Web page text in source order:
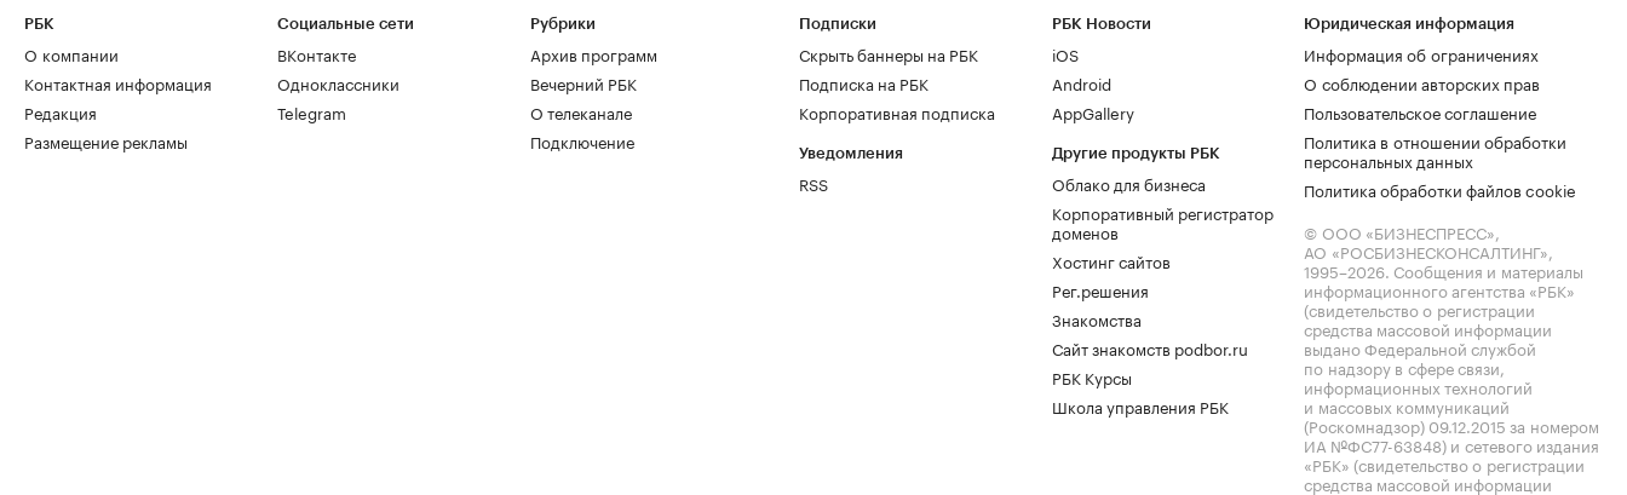
РБК
О компании
Контактная информация
Редакция
Размещение рекламы
Социальные сети
ВКонтакте
Одноклассники
Telegram
Рубрики
Архив программ
Вечерний РБК
О телеканале
Подключение
Подписки
Скрыть баннеры на РБК
Подписка на РБК
Корпоративная подписка
Уведомления
RSS
РБК Новости
iOS
Android
AppGallery
Другие продукты РБК
Облако для бизнеса
Корпоративный регистратор
доменов
Хостинг сайтов
Рег.решения
Знакомства
Сайт знакомств podbor.ru
РБК Курсы
Школа управления РБК
Юридическая информация
Информация об ограничениях
О соблюдении авторских прав
Пользовательское соглашение
Политика в отношении обработки
персональных данных
Политика обработки файлов cookie
© ООО «БИЗНЕСПРЕСС»,
АО «РОСБИЗНЕСКОНСАЛТИНГ»,
1995–2026. Сообщения и материалы
информационного агентства «РБК»
(свидетельство о регистрации
средства массовой информации
выдано Федеральной службой
по надзору в сфере связи,
информационных технологий
и массовых коммуникаций
(Роскомнадзор) 09.12.2015 за номером
ИА №ФС77-63848) и сетевого издания
«РБК» (свидетельство о регистрации
средства массовой информации